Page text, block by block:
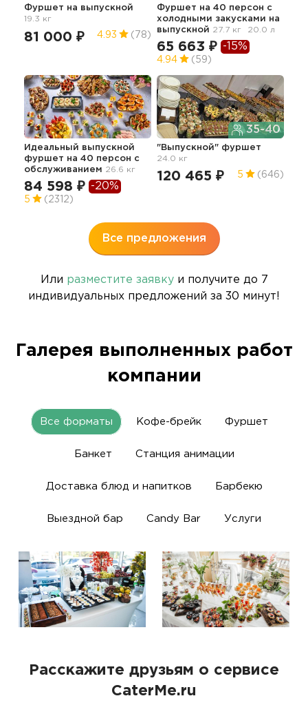
Фуршет на выпускной
19.3 кг
81 000 ₽ 4.93 (78)
Фуршет на 40 персон с
холодными закусками на
выпускной 27.7 кг 20.0 л
65 663 ₽ -15%
4.94 (59)
Идеальный выпускной
фуршет на 40 персон с
обслуживанием 26.6 кг
84 598 ₽ -20%
5 (2312)
35-40
"Выпускной" фуршет
24.0 кг
120 465 ₽ 5 (646)
Все предложения
Или разместите заявкуи получите до 7
индивидуальных предложений за 30 минут!
Галерея выполненных работ
компании
Все форматы Кофе-брейк Фуршет
Банкет Станция анимации
Доставка блюд и напитков Барбекю
Выездной бар Candy Bar Услуги
Расскажите друзьям о сервисе
CaterMe.ru